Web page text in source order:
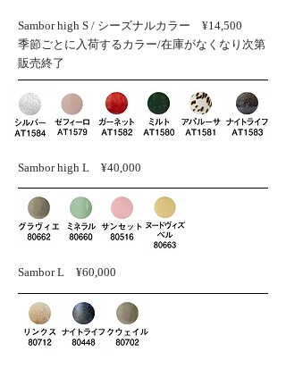
Sambor high S / シーズナルカラー ¥14,500​
季節ごとに入荷するカラー/在庫がなくなり次第
販売終了
Sambor high L ¥40,000​
Sambor L ¥60,000​